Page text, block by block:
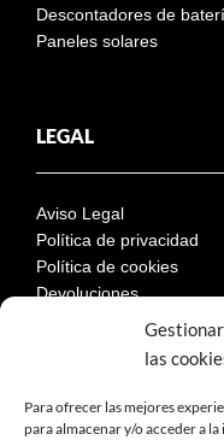
las
Para ofrecer las mejores
para almacenar y/o acceder a
Descontadores de
Paneles solares
LEGAL
Aviso Legal
Política de privacidad
Política de cookies
Devoluciones
Términos y condiciones